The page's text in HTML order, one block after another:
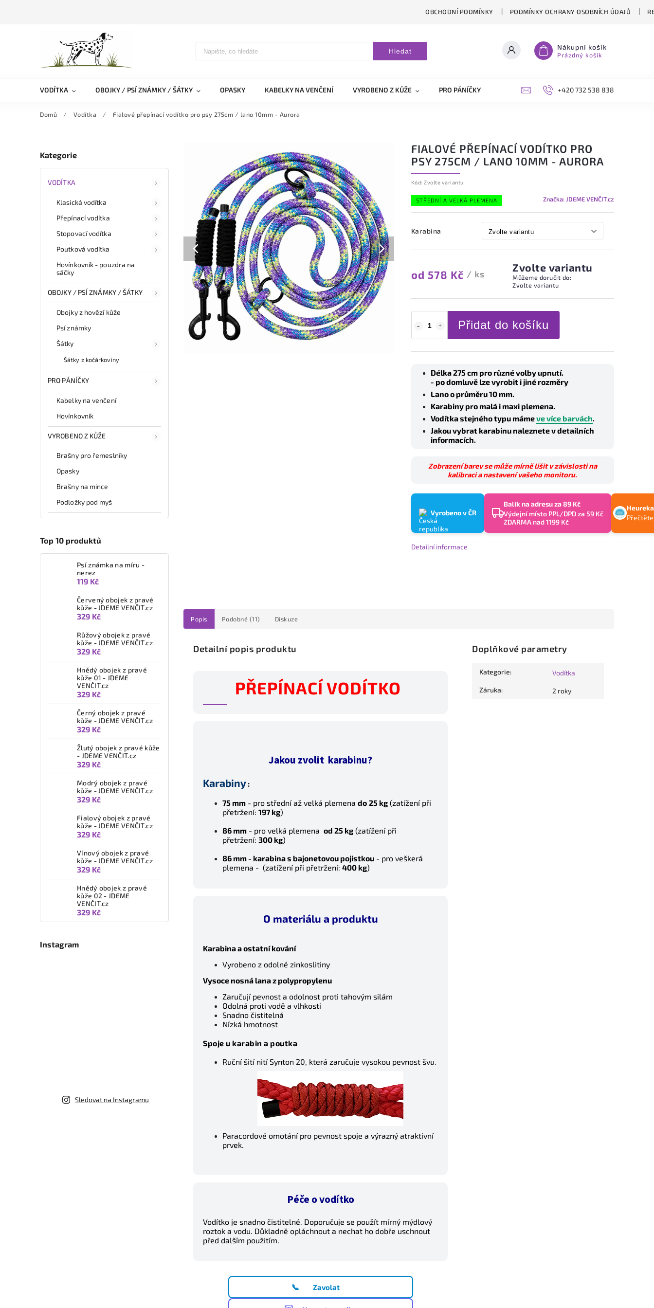
OBCHODNÍ PODMÍNKY PODMÍNKY OCHRANY OSOBNÍCH ÚDAJŮ
Hledat Nákupní košík
Prázdný košík
VODÍTKA OBOJKY / PSÍ ZNÁMKY / ŠÁTKY OPASKY KABELKY NA VENČENÍ VYROBENO Z KŮŽE PRO PÁNÍČKY OPLÁŠTĚNÍ PERGOL NA MÍRU
+420 732 538 838
Domů / Vodítka / Fialové přepínací vodítko pro psy 275cm / lano 10mm - Aurora
Kategorie
VODÍTKA
Klasická vodítka
Přepínací vodítka
Stopovací vodítka
Poutková vodítka
Hovínkovník - pouzdra na
sáčky
OBOJKY / PSÍ ZNÁMKY / ŠÁTKY
Obojky z hovězí kůže
Psí známky
Šátky
Šátky z kočárkoviny
PRO PÁNÍČKY
Kabelky na venčení
Hovínkovník
VYROBENO Z KŮŽE
Brašny pro řemeslníky
Opasky
Brašny na mince
Podložky pod myš
Top 10 produktů
Psí známka na míru -
nerez
119 Kč
Červený obojek z pravé
kůže - JDEME VENČIT.cz
329 Kč
Růžový obojek z pravé
kůže - JDEME VENČIT.cz
329 Kč
Hnědý obojek z pravé
kůže 01 - JDEME
VENČIT.cz
329 Kč
Černý obojek z pravé
kůže - JDEME VENČIT.cz
329 Kč
Žlutý obojek z pravé kůže
- JDEME VENČIT.cz
329 Kč
Modrý obojek z pravé
kůže - JDEME VENČIT.cz
329 Kč
Fialový obojek z pravé
kůže - JDEME VENČIT.cz
329 Kč
Vínový obojek z pravé
kůže - JDEME VENČIT.cz
329 Kč
Hnědý obojek z pravé
kůže 02 - JDEME
VENČIT.cz
329 Kč
Instagram
Sledovat na Instagramu
FIALOVÉ PŘEPÍNACÍ VODÍTKO PRO
PSY 275CM / LANO 10MM - AURORA
Kód: Zvolte variantu
STŘEDNÍ A VELKÁ PLEMENA Značka: JDEME VENČIT.cz
Karabina
od 578 Kč / ks
Zvolte variantu
Můžeme doručit do:
Zvolte variantu
Přidat do košíku
Délka 275 cm pro různé volby upnutí.
- po domluvě lze vyrobit i jiné rozměry
Lano o průměru 10 mm.
Karabiny pro malá i maxi plemena.
Vodítka stejného typu mámeve více barvách.
Jakou vybrat karabinu naleznete v detailních
informacích.
Zobrazení barev se může mírně lišit v závislosti na
kalibraci a nastavení vašeho monitoru.
Vyrobeno v ČR
Balík na adresu za 89 Kč
Výdejní místo PPL/DPD za 59 Kč
ZDARMA nad 1199 Kč
Detailní informace
Popis Podobné (11) Diskuze
Detailní popis produktu
PŘEPÍNACÍ VODÍTKO
Jakou zvolit karabinu?
Karabiny:
75 mm - pro střední až velká plemena do 25 kg (zatížení při
přetržení: 197 kg)
86 mm - pro velká plemena od 25 kg (zatížení při
přetržení: 300 kg)
86 mm - karabina s bajonetovou pojistkou - pro veškerá
plemena - (zatížení při přetržení: 400 kg)
O materiálu a produktu
Karabina a ostatní kování
Vyrobeno z odolné zinkoslitiny
Vysoce nosná lana z polypropylenu
Zaručují pevnost a odolnost proti tahovým silám
Odolná proti vodě a vlhkosti
Snadno čistitelná
Nízká hmotnost
Spoje u karabin a poutka
Ruční šití nití Synton 20, která zaručuje vysokou pevnost švu.
Paracordové omotání pro pevnost spoje a výrazný atraktivní
prvek.
Péče o vodítko
Vodítko je snadno čistitelné. Doporučuje se použít mírný mýdlový
roztok a vodu. Důkladně opláchnout a nechat ho dobře uschnout
před dalším použitím.
📞 Zavolat
Doplňkové parametry
Kategorie: Vodítka
Záruka: 2 roky
Letní nabídka
Sleva na celý nákup 5%.
Zadejte kód:
LETO5